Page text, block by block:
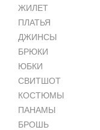
ЖИЛЕТ
ПЛАТЬЯ
ДЖИНСЫ
БРЮКИ
ЮБКИ
СВИТШОТ
КОСТЮМЫ
ПАНАМЫ
БРОШЬ